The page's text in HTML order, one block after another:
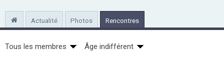
Actualité Photos Rencontres
Tous les membres Âge indifférent